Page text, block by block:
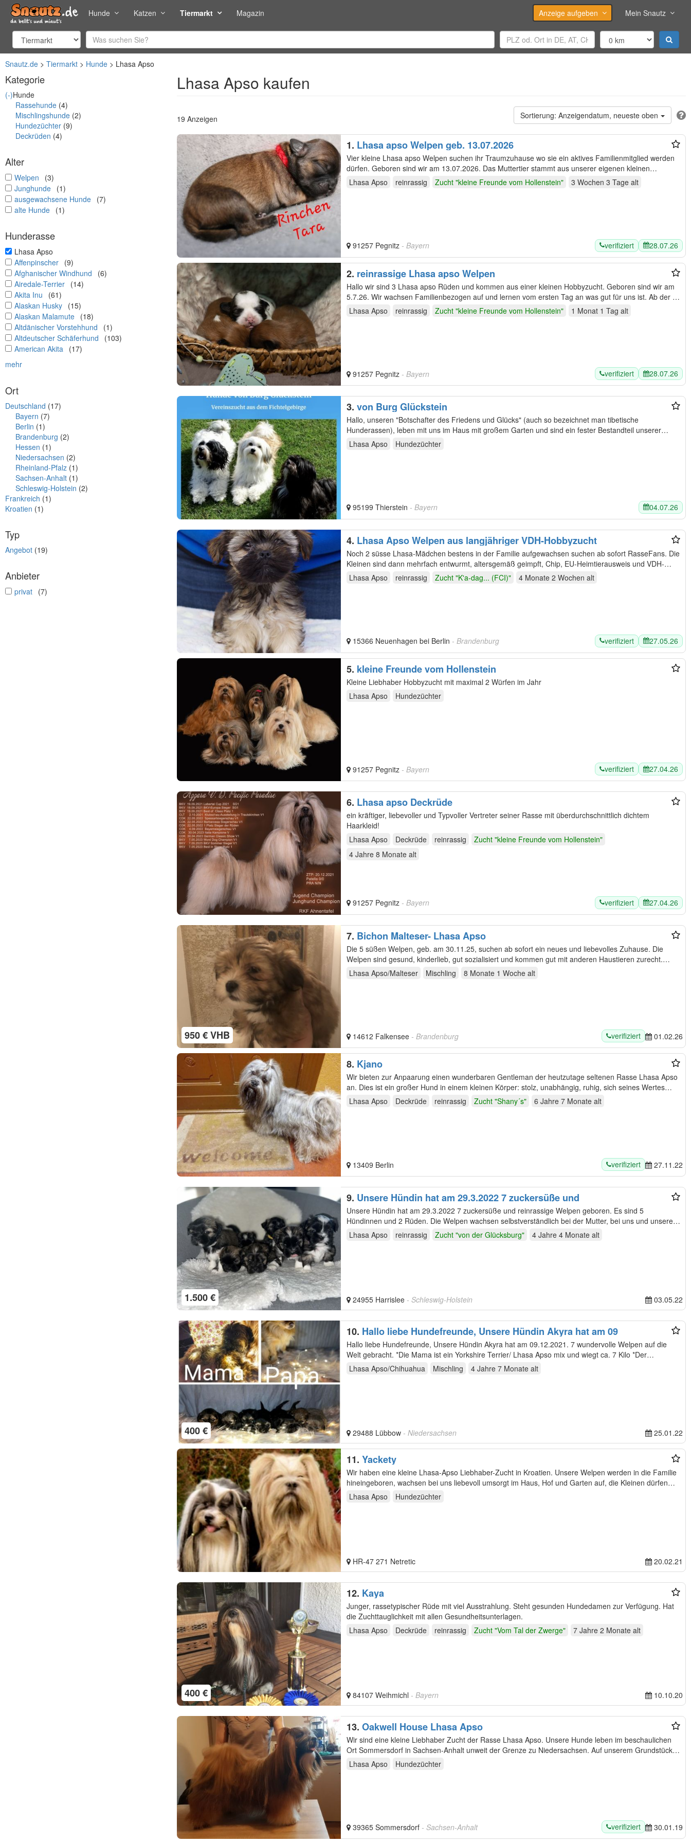
Hunde Katzen Tiermarkt Magazin Anzeige aufgeben Mein Snautz
Snautz.de Tiermarkt Hunde Lhasa Apso
Kategorie
(-)Hunde
Rassehunde (4)
Mischlingshunde (2)
Hundezüchter (9)
Deckrüden (4)
Alter
undefined
Welpen
(3)
undefined
Junghunde (1)
undefined
ausgewachsene Hunde (7)
undefined
alte Hunde (1)
Hunderasse
undefined
Lhasa Apso
undefined
Affenpinscher (9)
undefined
Afghanischer Windhund
(6)
undefined
Airedale-Terrier (14)
undefined
Akita Inu
(61)
undefined
Alaskan Husky (15)
undefined
Alaskan Malamute (18)
undefined
Altdänischer Vorstehhund
(1)
undefined
Altdeutscher Schäferhund
(103)
undefined
American Akita (17)
mehr
Ort
Deutschland (17)
Bayern (7)
Berlin (1)
Brandenburg (2)
Hessen (1)
Niedersachsen (2)
Rheinland-Pfalz (1)
Sachsen-Anhalt (1)
Schleswig-Holstein (2)
Frankreich (1)
Kroatien (1)
Typ
Angebot (19)
Anbieter
undefined
privat (7)
Lhasa Apso kaufen
Anzeigendatum, neueste oben
19 Anzeigen
1. Lhasa apso Welpen geb. 13.07.2026
Vier kleine Lhasa apso Welpen suchen ihr Traumzuhause wo sie ein aktives Familienmitglied werden
dürfen. Geboren sind wir am 13.07.2026. Das Muttertier stammt aus unserer eigenen kleinen
Hobbyzucht,…
Lhasa Apso reinrassig Zucht "kleine Freunde vom Hollenstein" 3 Wochen 3 Tage alt
91257 Pegnitz - Bayern verifiziert 28.07.26
2. reinrassige Lhasa apso Welpen
Hallo wir sind 3 Lhasa apso Rüden und kommen aus einer kleinen Hobbyzucht. Geboren sind wir am
5.7.26. Wir wachsen Familienbezogen auf und lernen vom ersten Tag an was gut für uns ist. Ab der 3.
…Lhasa Apso reinrassig Zucht "kleine Freunde vom Hollenstein" 1 Monat 1 Tag alt
91257 Pegnitz - Bayern verifiziert 28.07.26
3. von Burg Glückstein
Hallo, unseren "Botschafter des Friedens und Glücks" (auch so bezeichnet man tibetische
Hunderassen), leben mit uns im Haus mit großem Garten und sind ein fester Bestandteil unserer
Familie…
Lhasa Apso Hundezüchter
95199 Thierstein - Bayern 04.07.26
4. Lhasa Apso Welpen aus langjähriger VDH-Hobbyzucht
Noch 2 süsse Lhasa-Mädchen bestens in der Familie aufgewachsen suchen ab sofort RasseFans. Die
Kleinen sind dann mehrfach entwurmt, altersgemäß geimpft, Chip, EU-Heimtierausweis und VDH-
Ahnentafel…
Lhasa Apso reinrassig Zucht "K'a-dag... (FCI)" 4 Monate 2 Wochen alt
15366 Neuenhagen bei Berlin - Brandenburg verifiziert 27.05.26
5. kleine Freunde vom Hollenstein
Kleine Liebhaber Hobbyzucht mit maximal 2 Würfen im Jahr
Lhasa Apso
Hundezüchter
91257 Pegnitz - Bayern verifiziert 27.04.26
6. Lhasa apso Deckrüde
ein kräftiger, liebevoller und Typvoller Vertreter seiner Rasse mit überdurchschnittlich dichtem
Haarkleid!
Lhasa Apso
Deckrüde reinrassig
Zucht "kleine Freunde vom Hollenstein"
4 Jahre 8 Monate alt
91257 Pegnitz - Bayern verifiziert 27.04.26
7. Bichon Malteser- Lhasa Apso
950 € VHB
Die 5 süßen Welpen, geb. am 30.11.25, suchen ab sofort ein neues und liebevolles Zuhause. Die
Welpen sind gesund, kinderlieb, gut sozialisiert und kommen gut mit anderen Haustieren zurecht.
Die…
Lhasa Apso/Malteser Mischling 8 Monate 1 Woche alt
14612 Falkensee - Brandenburg verifiziert 01.02.26
8. Kjano
Wir bieten zur Anpaarung einen wunderbaren Gentleman der heutzutage seltenen Rasse Lhasa Apso
an. Dies ist ein großer Hund in einem kleinen Körper: stolz, unabhängig, ruhig, sich seines Wertes…
Lhasa Apso
Deckrüde reinrassig Zucht "Shany´s" 6 Jahre 7 Monate alt
13409 Berlin verifiziert 27.11.22
9. Unsere Hündin hat am 29.3.2022 7 zuckersüße und
1.500 €
Unsere Hündin hat am 29.3.2022 7 zuckersüße und reinrassige Welpen geboren. Es sind 5
Hündinnen und 2 Rüden. Die Welpen wachsen selbstverständlich bei der Mutter, bei uns und unseren
Kindern im…
Lhasa Apso reinrassig Zucht "von der Glücksburg" 4 Jahre 4 Monate alt
24955 Harrislee - Schleswig-Holstein 03.05.22
10. Hallo liebe Hundefreunde, Unsere Hündin Akyra hat am 09
400 €
Hallo liebe Hundefreunde, Unsere Hündin Akyra hat am 09.12.2021. 7 wundervolle Welpen auf die
Welt gebracht. *Die Mama ist ein Yorkshire Terrier/ Lhasa Apso mix und wiegt ca. 7 Kilo *Der…
Lhasa Apso/Chihuahua
Mischling 4 Jahre 7 Monate alt
29488 Lübbow - Niedersachsen 25.01.22
11. Yackety
Wir haben eine kleine Lhasa-Apso Liebhaber-Zucht in Kroatien. Unsere Welpen werden in die Familie
hineingeboren, wachsen bei uns liebevoll umsorgt im Haus, Hof und Garten auf, die Kleinen dürfen…
Lhasa Apso
Hundezüchter
HR-47 271 Netretic 20.02.21
12. Kaya
400 €
Junger, rassetypischer Rüde mit viel Ausstrahlung. Steht gesunden Hundedamen zur Verfügung. Hat
die Zuchttauglichkeit mit allen Gesundheitsunterlagen.
Lhasa Apso
Deckrüde reinrassig Zucht "Vom Tal der Zwerge" 7 Jahre 2 Monate alt
84107 Weihmichl - Bayern 10.10.20
13. Oakwell House Lhasa Apso
Wir sind eine kleine Liebhaber Zucht der Rasse Lhasa Apso. Unsere Hunde leben im beschaulichen
Ort Sommersdorf in Sachsen-Anhalt unweit der Grenze zu Niedersachsen. Auf unserem Grundstück
mit Haus…
Lhasa Apso Hundezüchter
39365 Sommersdorf - Sachsen-Anhalt verifiziert 30.01.19